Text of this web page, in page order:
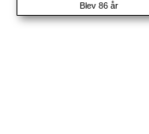
Blev 86 år